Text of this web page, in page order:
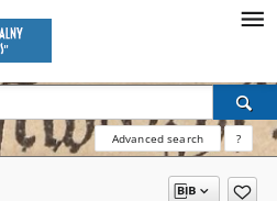
Advanced search ?